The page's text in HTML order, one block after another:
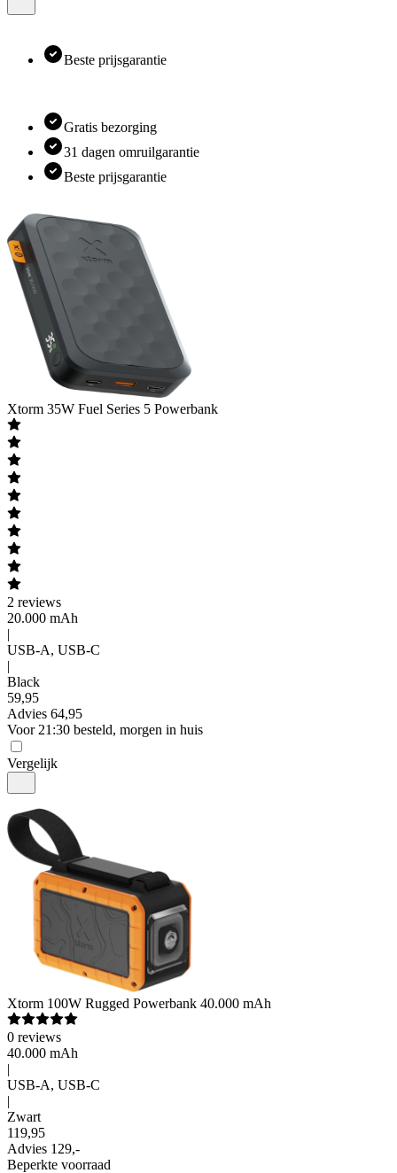
Beste prijsgarantie
Gratis bezorging
31 dagen omruilgarantie
Beste prijsgarantie
Xtorm 35W Fuel Series 5 Powerbank
2 reviews
20.000 mAh
|
USB-A, USB-C
|
Black
59,95
Advies 64,95
Voor 21:30 besteld, morgen in huis
Vergelijk
Xtorm 100W Rugged Powerbank 40.000 mAh
0 reviews
40.000 mAh
|
USB-A, USB-C
|
Zwart
119,95
Advies 129,-
Beperkte voorraad